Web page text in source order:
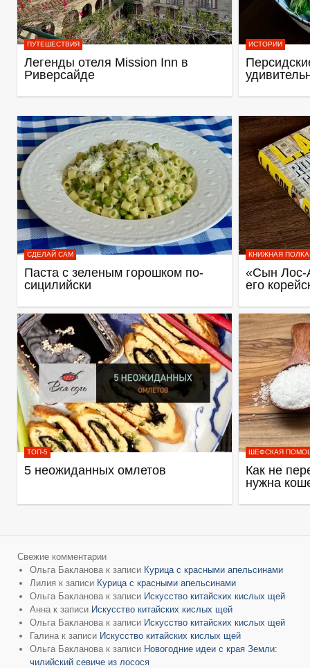
ПУТЕШЕСТВИЯ
Легенды отеля Mission Inn в
Риверсайде
ИСТОРИИ
СДЕЛАЙ САМ
Паста с зеленым горошком по-
сицилийски
КНИЖНАЯ ПОЛКА
«Сын Лос-
его
ТОП-5
5 неожиданных омлетов
ШЕФСКАЯ
Как не
нужна
Свежие комментарии
Ольга Бакланова к записи Курица с красными апельсинами
Лилия к записи Курица с красными апельсинами
Ольга Бакланова к записи Искусство китайских кислых щей
Анна к записи Искусство китайских кислых щей
Ольга Бакланова к записи Искусство китайских кислых щей
Галина к записи Искусство китайских кислых щей
Ольга Бакланова к записи Новогодние идеи с края Земли:
чилийский севиче из лосося